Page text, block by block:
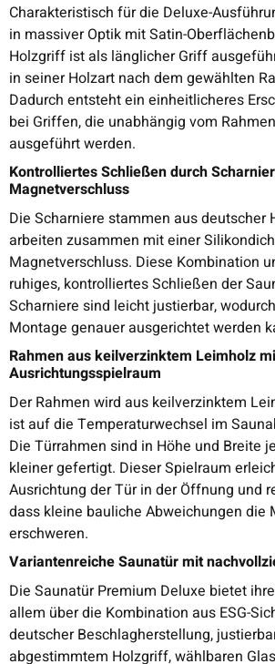
Charakteristisch für die Deluxe-
in massiver Optik mit Satin-
Holzgriff ist als länglicher Griff
in seiner Holzart nach dem gewählten
Dadurch entsteht ein einheitlicheres
bei Griffen, die unabhängig vom
ausgeführt werden.
Kontrolliertes Schließen durch
Magnetverschluss
Die Scharniere stammen aus deutscher
arbeiten zusammen mit einer
Magnetverschluss. Diese Kombination
ruhiges, kontrolliertes Schließen der
Scharniere sind leicht justierbar,
Montage genauer ausgerichtet werden
Rahmen aus keilverzinktem Leimholz
Ausrichtungsspielraum
Der Rahmen wird aus keilverzinktem
ist auf die Temperaturwechsel im
Die Türrahmen sind in Höhe und Breite
kleiner gefertigt. Dieser Spielraum
Ausrichtung der Tür in der Öffnung und
dass kleine bauliche Abweichungen die
erschweren.
Variantenreiche Saunatür mit
Die Saunatür Premium Deluxe bietet
allem über die Kombination aus ESG-
deutscher Beschlagherstellung,
abgestimmtem Holzgriff, wählbaren